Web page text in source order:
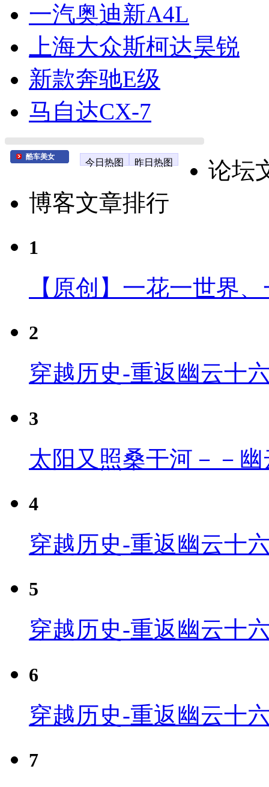
一汽奥迪新A4L
上海大众斯柯达昊锐
新款奔驰E级
马自达CX-7
酷车美女
今日热图 昨日热图
论坛
博客文章排行
1
【原创】一花一世界
2
穿越历史-重返幽云十
3
太阳又照桑干河－－
4
穿越历史-重返幽云十
5
穿越历史-重返幽云十
6
穿越历史-重返幽云十
7